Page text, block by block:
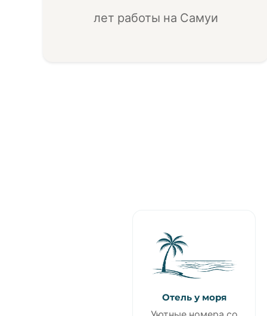
лет работы на Самуи
Отель у моря